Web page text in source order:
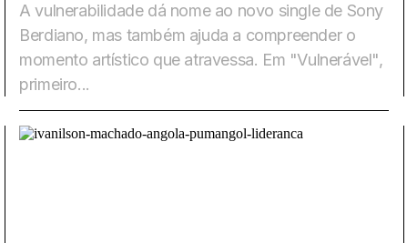
A vulnerabilidade dá nome ao novo single de Sony
Berdiano, mas também ajuda a compreender o
momento artístico que atravessa. Em "Vulnerável",
primeiro...